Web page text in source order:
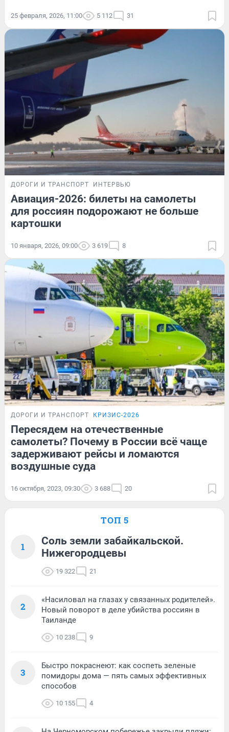
25 февраля, 2026, 11:00 5 112 31
ДОРОГИ И ТРАНСПОРТ ИНТЕРВЬЮ
Авиация-2026: билеты на самолеты
для россиян подорожают не больше
картошки
10 января, 2026, 09:00 3 619 8
ДОРОГИ И ТРАНСПОРТ КРИЗИС-2026
Пересядем на отечественные
самолеты? Почему в России всё чаще
задерживают рейсы и ломаются
воздушные суда
16 октября, 2023, 09:30 3 688 20
ТОП 5
1
Соль земли забайкальской.
Нижегородцевы
19 322 21
2
«Насиловал на глазах у связанных родителей».
Новый поворот в деле убийства россиян в
Таиланде
10 238 9
3
Быстро покраснеют: как соспеть зеленые
помидоры дома — пять самых эффективных
способов
10 155 4